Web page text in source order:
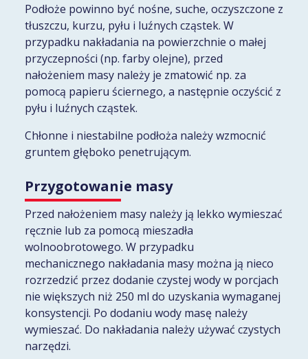
Podłoże powinno być nośne, suche, oczyszczone z
tłuszczu, kurzu, pyłu i luźnych cząstek. W
przypadku nakładania na powierzchnie o małej
przyczepności (np. farby olejne), przed
nałożeniem masy należy je zmatowić np. za
pomocą papieru ściernego, a następnie oczyścić z
pyłu i luźnych cząstek.
Chłonne i niestabilne podłoża należy wzmocnić
gruntem głęboko penetrującym.
Przygotowanie masy
Przed nałożeniem masy należy ją lekko wymieszać
ręcznie lub za pomocą mieszadła
wolnoobrotowego. W przypadku
mechanicznego nakładania masy można ją nieco
rozrzedzić przez dodanie czystej wody w porcjach
nie większych niż 250 ml do uzyskania wymaganej
konsystencji. Po dodaniu wody masę należy
wymieszać. Do nakładania należy używać czystych
narzędzi.